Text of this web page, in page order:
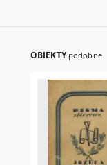
OBIEKTY podobne